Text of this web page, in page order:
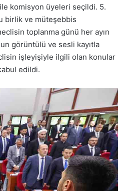
ile komisyon üyeleri seçildi. 5.
birlik ve müteşebbis
toplanma günü her ayın
görüntülü ve sesli kayıtla
işleyişiyle ilgili olan konular
edildi.